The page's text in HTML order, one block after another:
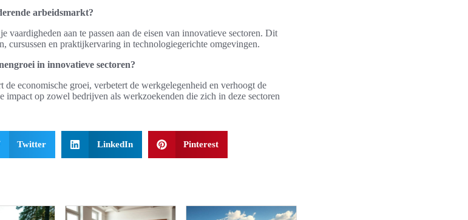
arbeidsmarkt?
vaardigheden aan te passen aan de eisen van innovatieve sectoren. Dit
cursussen en praktijkervaring in technologiegerichte omgevingen.
in innovatieve sectoren?
economische groei, verbetert de werkgelegenheid en verhoogt de
op zowel bedrijven als werkzoekenden die zich in deze sectoren
Twitter LinkedIn Pinterest